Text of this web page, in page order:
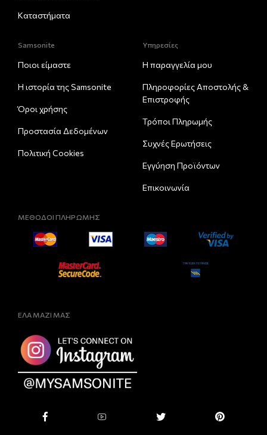
Καταστήματα
Samsonite
Ποιοι είμαστε
Η ιστορία της Samsonite
Όροι χρήσης
Προστασία Δεδομένων
Πολιτική Cookies
Υπηρεσίες
Η παραγγελία μου
Πληροφορίες Αποστολής &
Eπιστροφής
Τρόποι Πληρωμής
Συχνές Ερωτήσεις
Εγγύηση Προϊόντων
Επικοινωνία
ΜΕΘΟΔΟΙ ΠΛΗΡΩΜΗΣ
ΕΛΑ ΜΑΖΙ ΜΑΣ